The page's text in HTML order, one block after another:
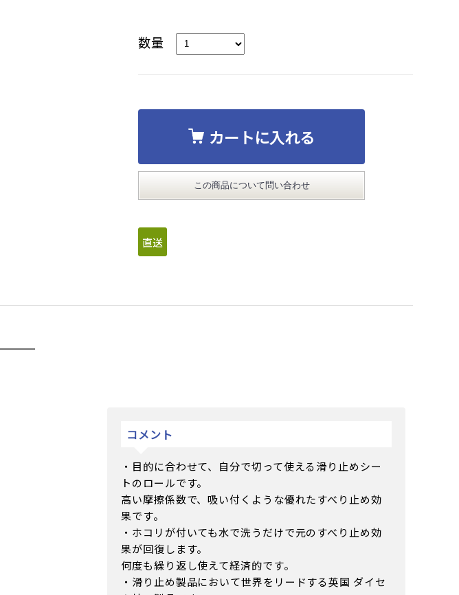
数量
カートに入れる
この商品について問い合わせ
コメント
・目的に合わせて、自分で切って使える滑り止めシー
トのロールです。
高い摩擦係数で、吸い付くような優れたすべり止め効
果です。
・ホコリが付いても水で洗うだけで元のすべり止め効
果が回復します。
何度も繰り返し使えて経済的です。
・滑り止め製品において世界をリードする英国 ダイセ